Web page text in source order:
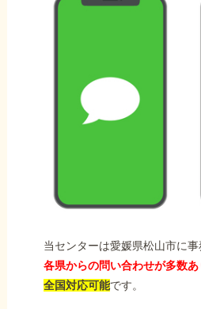
当センターは愛媛県松山市に事
各県からの問い合わせが多数あ
全国対応可能です。